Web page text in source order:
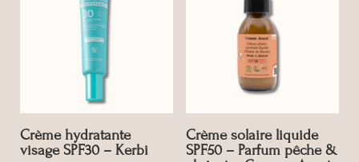
Crème hydratante
visage SPF30 – Kerbi
Crème solaire liquide
SPF50 – Parfum pêche &